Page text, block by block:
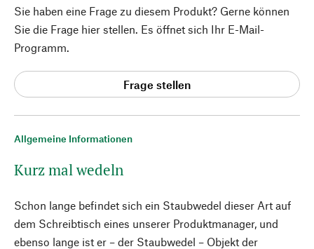
Allgemeine Informationen
Kurz mal wedeln
Schon lange befindet sich ein Staubwedel dieser Art auf
dem Schreibtisch eines unserer Produktmanager, und
ebenso lange ist er – der Staubwedel – Objekt der
Sie haben eine Frage zu diesem Produkt? Gerne können
Sie die Frage hier stellen. Es öffnet sich Ihr E-Mail-
Programm.
Frage stellen